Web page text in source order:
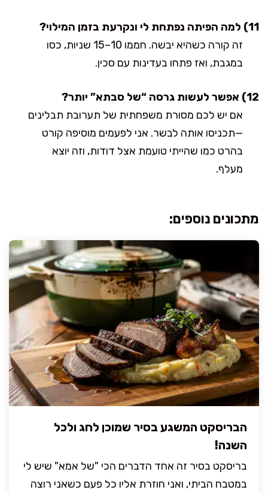
11) למה הפיתה נפתחת לי ונקרעת בזמן המילוי?
זה קורה כשהיא יבשה. חממו 10–15 שניות, כסו
במגבת, ואז פתחו בעדינות עם סכין.
12) אפשר לעשות גרסה “של סבתא” יותר?
אם יש לכם מסורת משפחתית של תערובת תבלינים
—תכניסו אותה לבשר. אני לפעמים מוסיפה קורט
בהרט כמו שהייתי טועמת אצל דודות, וזה יוצא
מעלף.
מתכונים נוספים:
הבריסקט המשגע בסיר שמוכן לחג ולכל
השנה!
בריסקט בסיר זה אחד הדברים הכי "של אמא" שיש לי
במטבח הביתי, ואני חוזרת אליו כל פעם כשאני רוצה